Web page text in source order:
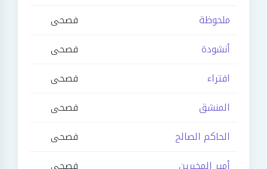
ملحوظة
فصحى
أنشودة
فصحى
افتراء
فصحى
المنشق
فصحى
الحاكم الصالح
فصحى